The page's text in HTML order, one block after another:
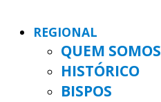
REGIONAL
QUEM SOMOS
HISTÓRICO
BISPOS